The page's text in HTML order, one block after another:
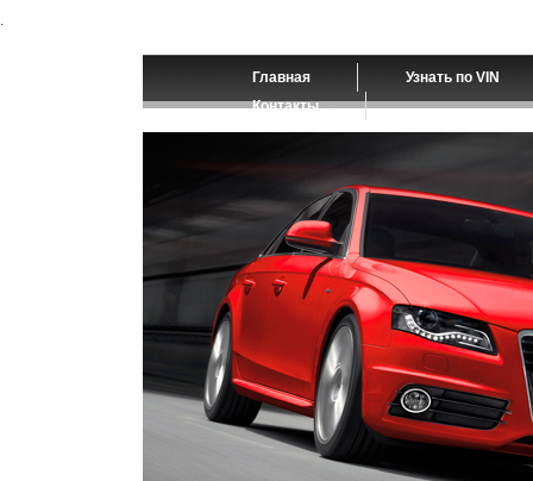
.
Главная
Узнать по VIN
Контакты